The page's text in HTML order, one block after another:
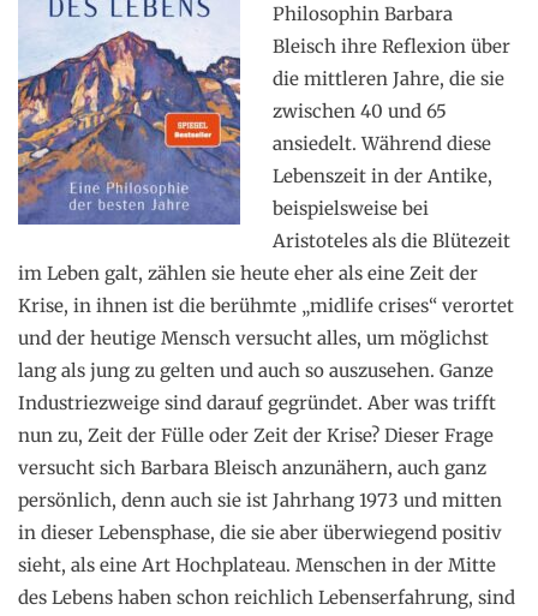
Philosophin Barbara
Bleisch ihre Reflexion über
die mittleren Jahre, die sie
zwischen 40 und 65
ansiedelt. Während diese
Lebenszeit in der Antike,
beispielsweise bei
Aristoteles als die Blütezeit
im Leben galt, zählen sie heute eher als eine Zeit der
Krise, in ihnen ist die berühmte „midlife crises“ verortet
und der heutige Mensch versucht alles, um möglichst
lang als jung zu gelten und auch so auszusehen. Ganze
Industriezweige sind darauf gegründet. Aber was trifft
nun zu, Zeit der Fülle oder Zeit der Krise? Dieser Frage
versucht sich Barbara Bleisch anzunähern, auch ganz
persönlich, denn auch sie ist Jahrhang 1973 und mitten
in dieser Lebensphase, die sie aber überwiegend positiv
sieht, als eine Art Hochplateau. Menschen in der Mitte
des Lebens haben schon reichlich Lebenserfahrung, sind